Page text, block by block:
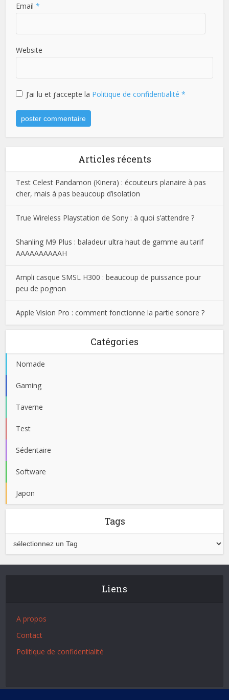
Email *
Website
J’ai lu et j’accepte la Politique de confidentialité*
Articles récents
Test Celest Pandamon (Kinera) : écouteurs planaire à pas
cher, mais à pas beaucoup d’isolation
True Wireless Playstation de Sony : à quoi s’attendre ?
Shanling M9 Plus : baladeur ultra haut de gamme au tarif
AAAAAAAAAAH
Ampli casque SMSL H300 : beaucoup de puissance pour
peu de pognon
Apple Vision Pro : comment fonctionne la partie sonore ?
Catégories
Nomade
Gaming
Taverne
Test
Sédentaire
Software
Japon
Tags
Liens
A propos
Contact
Politique de confidentialité